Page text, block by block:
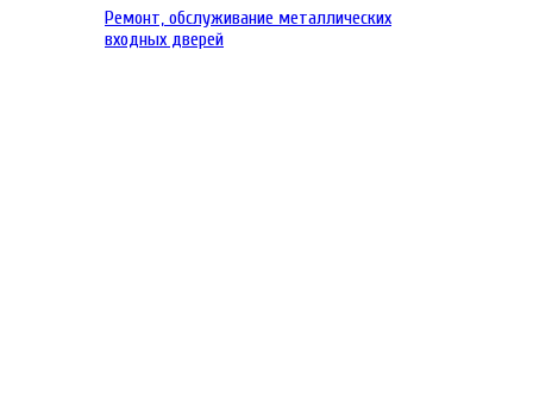
Ремонт, обслуживание металлических
входных дверей